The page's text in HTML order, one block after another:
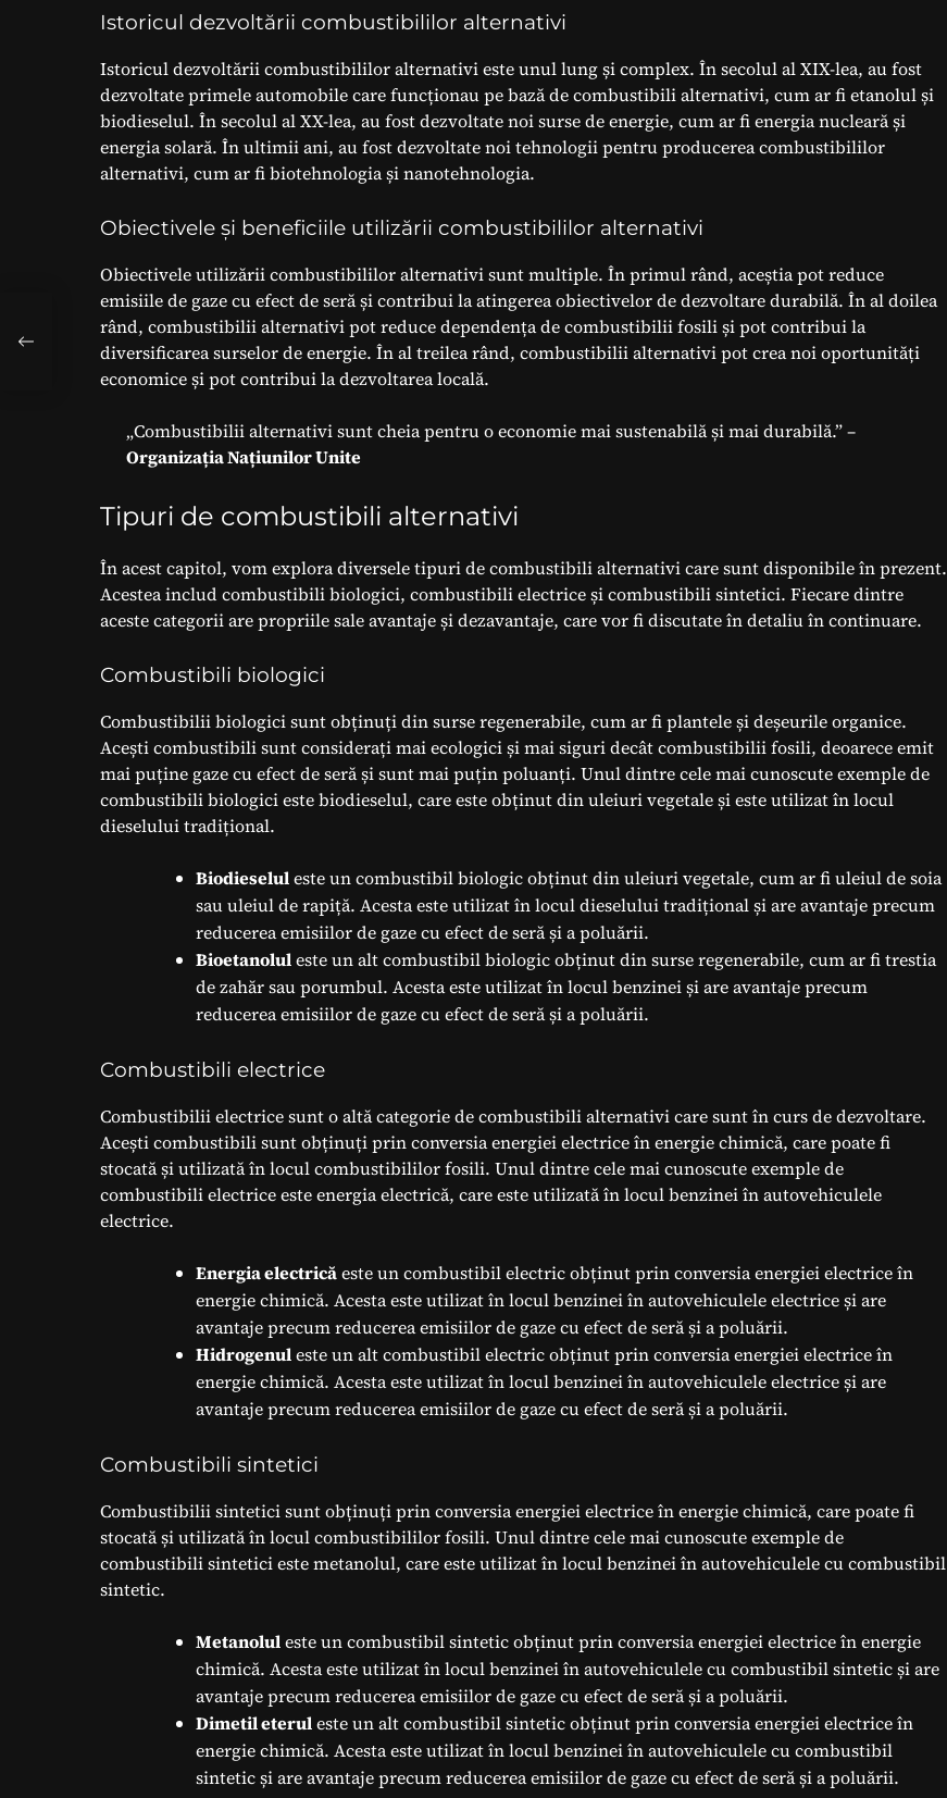
Istoricul dezvoltării combustibililor alternativi
Istoricul dezvoltării combustibililor alternativi este unul lung și complex. În secolul al XIX-lea, au fost
dezvoltate primele automobile care funcționau pe bază de combustibili alternativi, cum ar fi etanolul și
biodieselul. În secolul al XX-lea, au fost dezvoltate noi surse de energie, cum ar fi energia nucleară și
energia solară. În ultimii ani, au fost dezvoltate noi tehnologii pentru producerea combustibililor
alternativi, cum ar fi biotehnologia și nanotehnologia.
Obiectivele și beneficiile utilizării combustibililor alternativi
Obiectivele utilizării combustibililor alternativi sunt multiple. În primul rând, aceștia pot reduce
emisiile de gaze cu efect de seră și contribui la atingerea obiectivelor de dezvoltare durabilă. În al doilea
rând, combustibilii alternativi pot reduce dependența de combustibilii fosili și pot contribui la
diversificarea surselor de energie. În al treilea rând, combustibilii alternativi pot crea noi oportunități
economice și pot contribui la dezvoltarea locală.
„Combustibilii alternativi sunt cheia pentru o economie mai sustenabilă și mai durabilă.” –
Organizația Națiunilor Unite
Tipuri de combustibili alternativi
În acest capitol, vom explora diversele tipuri de combustibili alternativi care sunt disponibile în prezent.
Acestea includ combustibili biologici, combustibili electrice și combustibili sintetici. Fiecare dintre
aceste categorii are propriile sale avantaje și dezavantaje, care vor fi discutate în detaliu în continuare.
Combustibili biologici
Combustibilii biologici sunt obținuți din surse regenerabile, cum ar fi plantele și deșeurile organice.
Acești combustibili sunt considerați mai ecologici și mai siguri decât combustibilii fosili, deoarece emit
mai puține gaze cu efect de seră și sunt mai puțin poluanți. Unul dintre cele mai cunoscute exemple de
combustibili biologici este biodieselul, care este obținut din uleiuri vegetale și este utilizat în locul
dieselului tradițional.
Biodieseluleste un combustibil biologic obținut din uleiuri vegetale, cum ar fi uleiul de soia
sau uleiul de rapiță. Acesta este utilizat în locul dieselului tradițional și are avantaje precum
reducerea emisiilor de gaze cu efect de seră și a poluării.
Bioetanoluleste un alt combustibil biologic obținut din surse regenerabile, cum ar fi trestia
de zahăr sau porumbul. Acesta este utilizat în locul benzinei și are avantaje precum
reducerea emisiilor de gaze cu efect de seră și a poluării.
Combustibili electrice
Combustibilii electrice sunt o altă categorie de combustibili alternativi care sunt în curs de dezvoltare.
Acești combustibili sunt obținuți prin conversia energiei electrice în energie chimică, care poate fi
stocată și utilizată în locul combustibililor fosili. Unul dintre cele mai cunoscute exemple de
combustibili electrice este energia electrică, care este utilizată în locul benzinei în autovehiculele
electrice.
Energia electricăeste un combustibil electric obținut prin conversia energiei electrice în
energie chimică. Acesta este utilizat în locul benzinei în autovehiculele electrice și are
avantaje precum reducerea emisiilor de gaze cu efect de seră și a poluării.
Hidrogenuleste un alt combustibil electric obținut prin conversia energiei electrice în
energie chimică. Acesta este utilizat în locul benzinei în autovehiculele electrice și are
avantaje precum reducerea emisiilor de gaze cu efect de seră și a poluării.
Combustibili sintetici
Combustibilii sintetici sunt obținuți prin conversia energiei electrice în energie chimică, care poate fi
stocată și utilizată în locul combustibililor fosili. Unul dintre cele mai cunoscute exemple de
combustibili sintetici este metanolul, care este utilizat în locul benzinei în autovehiculele cu combustibil
sintetic.
Metanoluleste un combustibil sintetic obținut prin conversia energiei electrice în energie
chimică. Acesta este utilizat în locul benzinei în autovehiculele cu combustibil sintetic și are
avantaje precum reducerea emisiilor de gaze cu efect de seră și a poluării.
Dimetil eteruleste un alt combustibil sintetic obținut prin conversia energiei electrice în
energie chimică. Acesta este utilizat în locul benzinei în autovehiculele cu combustibil
sintetic și are avantaje precum reducerea emisiilor de gaze cu efect de seră și a poluării.